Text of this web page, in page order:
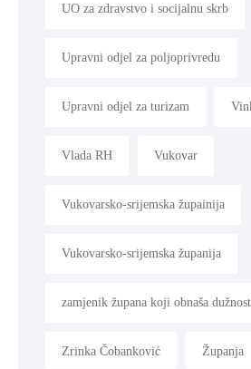
UO za zdravstvo i socijalnu skrb
Upravni odjel za poljoprivredu
Upravni odjel za turizam
Vlada RH Vukovar
Vukovarsko-srijemska župainija
Vukovarsko-srijemska županija
zamjenik župana koji obnaša
Zrinka Čobanković Županja